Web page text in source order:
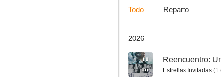
Todo Reparto
2026
10 Reencuentro:
Estrellas Invitadas (1